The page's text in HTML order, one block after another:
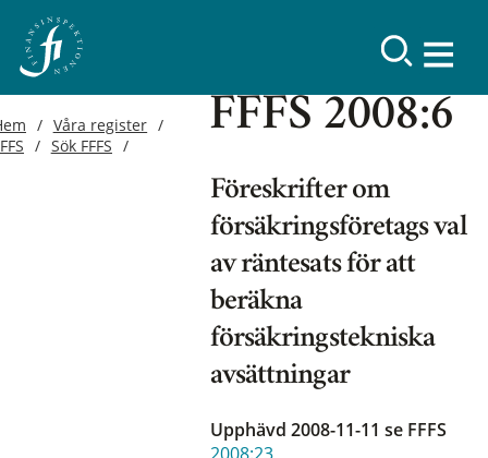
Våra register
Sök FFFS
FFFS 2008:6
Föreskrifter om
försäkringsföretags val
av räntesats för att
beräkna
försäkringstekniska
avsättningar
Upphävd 2008-11-11 se FFFS